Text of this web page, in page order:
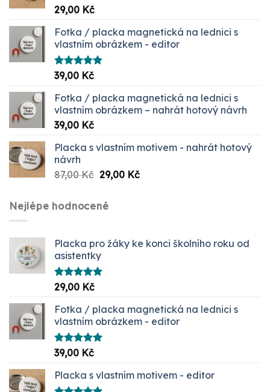
Hodnocení
5.00
29,00 Kč
Fotka / placka magnetická na lednici s
vlastním obrázkem - editor
Hodnocení
5.00
39,00 Kč
Fotka / placka magnetická na lednici s
vlastním obrázkem – nahrát hotový návrh
39,00 Kč
Placka s vlastním motivem - nahrát hotový
návrh
87,00Kč Původní
byla:
87,00 Kč.
29,00 KčAktuální
Nejlépe hodnocené
Placka pro žáky ke konci školního roku od
asistentky
Hodnocení
5.00
29,00 Kč
Fotka / placka magnetická na lednici s
vlastním obrázkem - editor
Hodnocení
5.00
39,00 Kč
Placka s vlastním motivem - editor